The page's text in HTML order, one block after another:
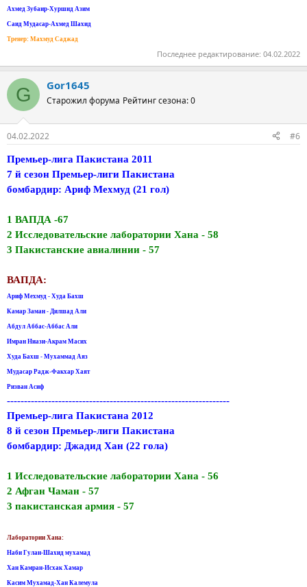
Ахмед Зубаир-Хуршид Азим
Саид Мудасар-Ахмед Шахид
Тренер: Махмуд Саджад
Последнее редактирование: 04.02.2022
G Gor1645
Старожил форума Рейтинг сезона: 0
04.02.2022 #6
Премьер-лига Пакистана 2011
7 й сезон Премьер-лиги Пакистана
бомбардир: Ариф Мехмуд (21 гол)
1 ВАПДА -67
2 Исследовательские лаборатории Хана - 58
3 Пакистанские авиалинии - 57
ВАПДА:
Ариф Мехмуд - Худа Бахш
Камар Заман - Дилшад Али
Абдул Аббас-Аббас Али
Имран Ниази-Акрам Масих
Худа Бахш - Мухаммад Аяз
Мудасар Радж-Факхар Хаят
Ризван Асиф
-----------------------------------------------------------------
Премьер-лига Пакистана 2012
8 й сезон Премьер-лиги Пакистана
бомбардир: Джадид Хан (22 гола)
1 Исследовательские лаборатории Хана - 56
2 Афган Чаман - 57
3 пакистанская армия - 57
Лаборатории Хана:
Наби Гулан-Шахид мухамад
Хан Камран-Исхак Хамар
Касим Мухамад-Хан Калемула